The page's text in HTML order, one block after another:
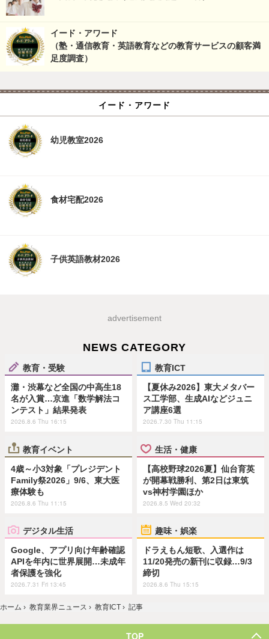
イード・アワード
（塾・通信教育・英語教育などの教育サービスの顧客満
足度調査）
イード・アワード
幼児教室2026
食材宅配2026
子供英語教材2026
advertisement
NEWS CATEGORY
教育・受験
灘・渋幕など全国の中高生18
名が入賞…京進「数学解法コ
ンテスト」結果発表
2026.8.6 Thu 16:15
教育ICT
【夏休み2026】東大メタバー
ス工学部、生成AIなどジュニ
ア講座6選
2026.7.30 Thu 11:15
教育イベント
4歳～小3対象「プレジデント
Family祭2026」9/6、東大医
療体験も
2026.8.6 Thu 11:15
生活・健康
【高校野球2026夏】仙台育英
が開幕戦勝利、第2日は東筑
vs神村学園ほか
2026.8.5 Wed 20:32
デジタル生活
Google、アプリ向け年齢確認
APIを年内に世界展開…未成年
者保護を強化
2026.7.31 Fri 13:45
趣味・娯楽
ドラえもん短歌、入選作は
11/20発売の新刊に収録…9/3
締切
2026.8.6 Thu 15:15
ホーム › 教育業界ニュース › 教育ICT › 記事
TOP